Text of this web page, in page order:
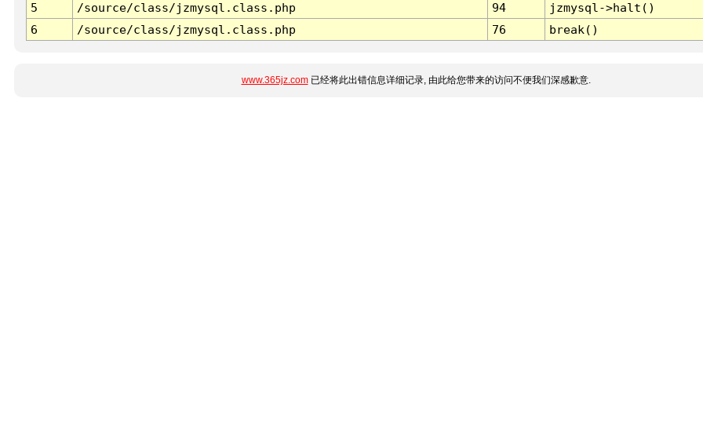
5
/source/class/jzmysql.class.php 94
jzmysql->halt()
6
/source/class/jzmysql.class.php 76 break()
www.365jz.com已经将此出错信息详细记录, 由此给您带来的访问不便我们深感歉意.